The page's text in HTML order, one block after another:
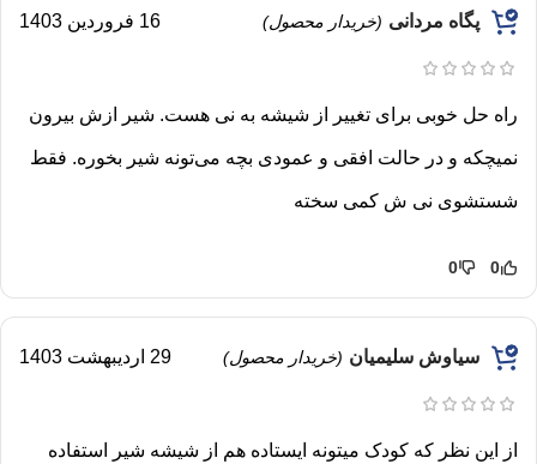
پگاه مردانی (خریدار محصول) 16 فروردین 1403
راه حل خوبی برای تغییر از شیشه به نی هست. شیر ازش بیرون
نمیچکه و در حالت افقی و عمودی بچه می‌تونه شیر بخوره. فقط
شستشوی نی ش کمی سخته
0
0
سیاوش سلیمیان (خریدار محصول) 29 اردیبهشت 1403
از این نظر که کودک میتونه ایستاده هم از شیشه شیر استفاده